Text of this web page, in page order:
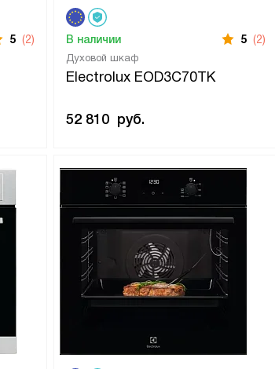
5 (2)
Духовой шкаф
Electrolux EOD3C70TK
В наличии 5 (2)
52 810 руб.